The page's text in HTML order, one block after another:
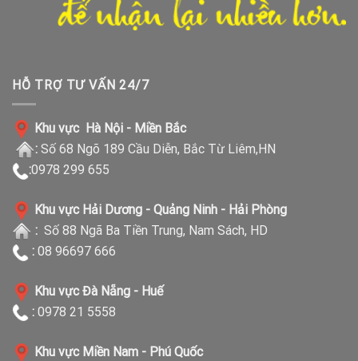
HỖ TRỢ TƯ VẤN 24/7
Khu vực Hà Nội - Miền Bắc
: Số 68 Ngõ 189 Cầu Diễn, Bắc Từ Liêm,HN
:0978 299 655
Khu vực Hải Dương - Quảng Ninh - Hải Phòng
: Số 88 Ngã Ba Tiền Trung, Nam Sách, HD
: 08 96697 666
Khu vực Đà Nẵng - Huế
: 0978 21 5558
Khu vực Miền Nam - Phú Quốc